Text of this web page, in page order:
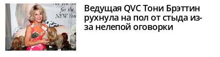
Ведущая QVC Тони Брэттин
рухнула на пол от стыда из-
за нелепой оговорки